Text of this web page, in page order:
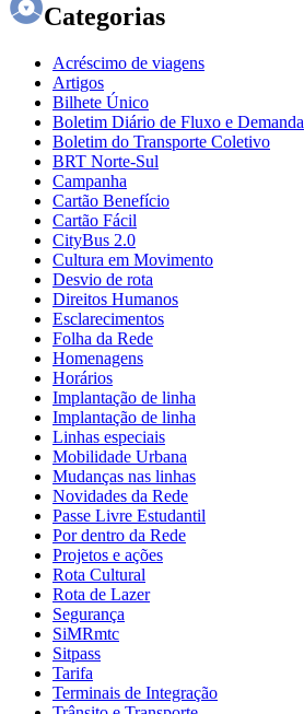
Categorias
Acréscimo de viagens
Artigos
Bilhete Único
Boletim Diário de Fluxo e Demanda
Boletim do Transporte Coletivo
BRT Norte-Sul
Campanha
Cartão Benefício
Cartão Fácil
CityBus 2.0
Cultura em Movimento
Desvio de rota
Direitos Humanos
Esclarecimentos
Folha da Rede
Homenagens
Horários
Implantação de linha
Implantação de linha
Linhas especiais
Mobilidade Urbana
Mudanças nas linhas
Novidades da Rede
Passe Livre Estudantil
Por dentro da Rede
Projetos e ações
Rota Cultural
Rota de Lazer
Segurança
SiMRmtc
Sitpass
Tarifa
Terminais de Integração